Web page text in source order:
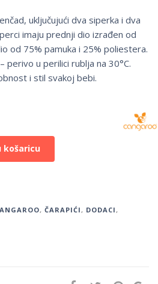
uključujući dva siperka i dva
imaju prednji dio izrađen od
od 75% pamuka i 25% poliestera.
perivo u perilici rublja na 30°C.
i stil svakoj bebi.
košaricu
, ČARAPIĆI, DODACI,